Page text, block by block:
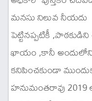
మనసు నిలువ
పెట్టినప్పటికీ
ఖాయం ,కానీ
కనిపించకుండా
హనుమంతరావు